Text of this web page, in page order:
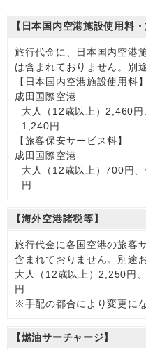
【日本国内空港施設使用料
旅行代金に、日本国内空港
は含まれておりません。別
【日本国内空港施設使用料】
成田国際空港
大人（12歳以上）2,460円
1,240円
【旅客保安サービス料】
成田国際空港
大人（12歳以上）700円
円
【海外空港諸税等】
旅行代金に各国空港の旅客
含まれておりません。別途
大人（12歳以上）2,250円
円
※手配の都合により変更に
【燃油サーチャージ】